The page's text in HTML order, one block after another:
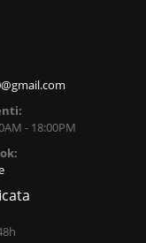
- 18:00PM